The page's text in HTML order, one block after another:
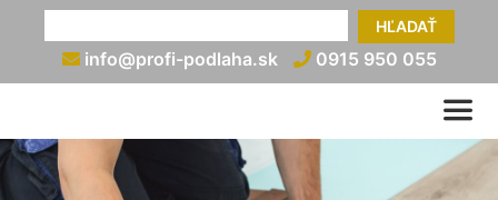
HĽADAŤ
info@profi-podlaha.sk 0915 950 055